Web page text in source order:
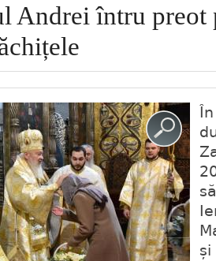
Andrei întru preot
și